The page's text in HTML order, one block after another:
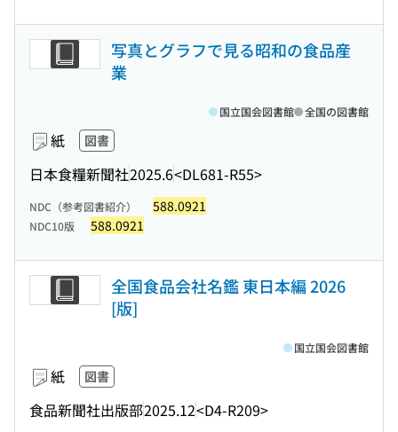
写真とグラフで見る昭和の食品産
業
紙 図書
日本食糧新聞社2025.6<DL681-R55>
国立国会図書館 全国の図書館
NDC（参考図書紹介） 588.0921
NDC10版 588.0921
全国食品会社名鑑 東日本編 2026
[版]
紙 図書
食品新聞社出版部2025.12<D4-R209>
国立国会図書館